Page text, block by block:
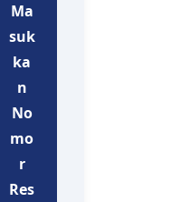
Ma
suk
ka
n
No
mo
r
Res